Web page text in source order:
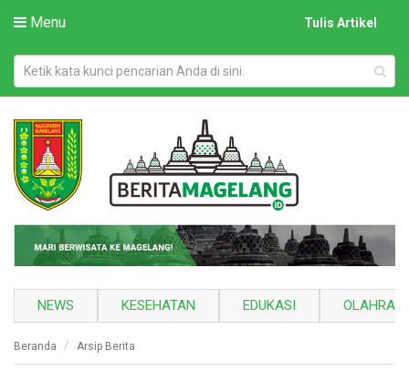
Menu Tulis Artikel
NEWS KESEHATAN EDUKASI
Beranda Arsip Berita